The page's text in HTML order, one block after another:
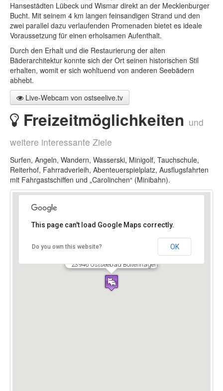
Hansestädten Lübeck und Wismar direkt an der Mecklenburger
Bucht. Mit seinem 4 km langen feinsandigen Strand und den
zwei parallel dazu verlaufenden Promenaden bietet es ideale
Voraussetzung für einen erholsamen Aufenthalt.
Durch den Erhalt und die Restaurierung der alten
Bäderarchitektur konnte sich der Ort seinen historischen Stil
erhalten, womit er sich wohltuend von anderen Seebädern
abhebt.
Live-Webcam von ostseelive.tv
Freizeitmöglichkeiten und
weitere interessante Ziele
Surfen, Angeln, Wandern, Wasserski, Minigolf, Tauchschule,
Reiterhof, Fahrradverleih, Abenteuerspielplatz, Ausflugsfahrten
mit Fahrgastschiffen und „Carolinchen“ (Minibahn).
Ferienwohnung Westphal
23946 Ostseebad Boltenhagen
This page can't load Google Maps correctly.
Do you own this website? OK